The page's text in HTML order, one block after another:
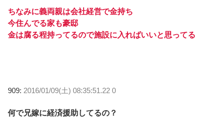
ちなみに義両親は会社経営で金持ち
今住んでる家も豪邸
金は腐る程持ってるので施設に入ればいいと思ってる
909: 2016/01/09(土) 08:35:51.22 0
何で兄嫁に経済援助してるの？